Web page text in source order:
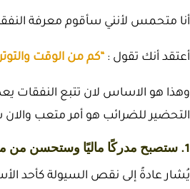
أنا متحمس لأنني سأقوم معرفة
أعتقد أنك تقول : “كم من الوقت
وهذا هو الاساس لان تتبع النفقات
التحضير للضرائب هو أمر متعب والان
1. ستصبح مدركًا ماليًا وستحسن من معرفة النفقات
يُشار عادةً إلى نقص السيولة كأحد